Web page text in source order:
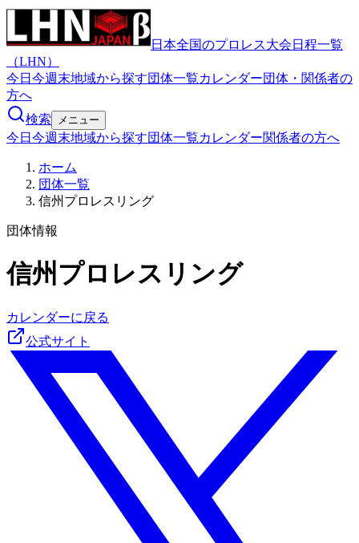
日本全国のプロレス大会日程一覧
（LHN）
今日 今週末地域から探す団体一覧カレンダー団体・関係者の
方へ
検索
メニュー
今日 今週末地域から探す団体一覧カレンダー関係者の方へ
ホーム
団体一覧
信州プロレスリング
団体情報
信州プロレスリング
カレンダーに戻る
公式サイト